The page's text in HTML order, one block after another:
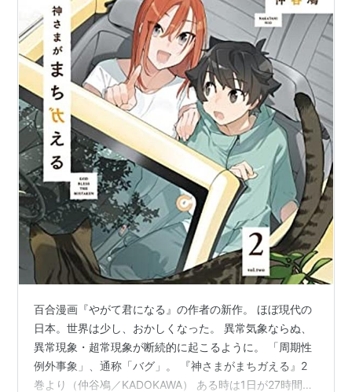
百合漫画『やがて君になる』の作者の新作。 ほぼ現代の
日本。世界は少し、おかしくなった。 異常気象ならぬ、
異常現象・超常現象が断続的に起こるように。 「周期性
例外事象」、通称「バグ」。 『神さまがまちガえる』2
巻より（仲谷鳰／KADOKAWA） ある時は1日が27時間に